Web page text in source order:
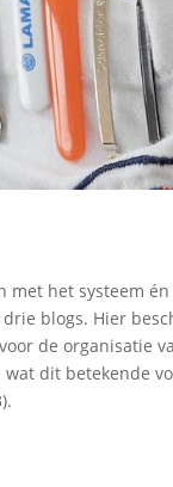
met het systeem
blogs. Hier
de organisatie
wat dit betekende